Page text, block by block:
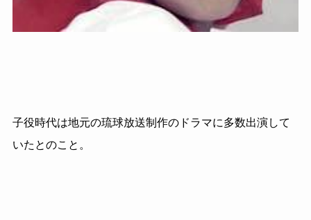
子役時代は地元の琉球放送制作のドラマに多数出演して
いたとのこと。